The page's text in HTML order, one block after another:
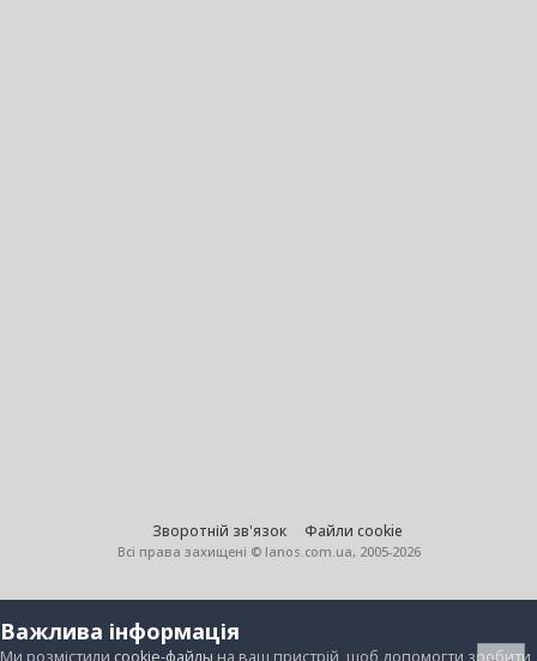
Зворотній зв'язок Файли cookie
Всі права захищені © lanos.com.ua, 2005-2026
Важлива інформація
Ми розмістили cookie-файлы на ваш пристрій, щоб допомогти зробити